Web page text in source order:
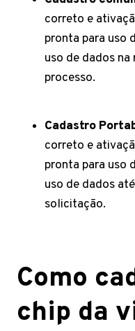
correto e
pronta para uso
uso de dados
processo.
Cadastro
correto e
pronta para uso
uso de dados
solicitação.
Como
chip da